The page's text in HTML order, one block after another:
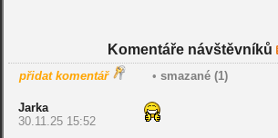
Komentáře návštěvníků
přidat komentář • smazané (1)
Jarka
30.11.25 15:52